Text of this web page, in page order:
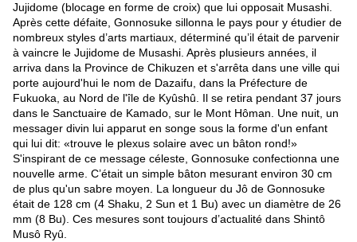
Jujidome (blocage en forme de croix) que lui opposait Musashi.
Après cette défaite, Gonnosuke sillonna le pays pour y étudier de
nombreux styles d’arts martiaux, déterminé qu’il était de parvenir
à vaincre le Jujidome de Musashi. Après plusieurs années, il
arriva dans la Province de Chikuzen et s'arrêta dans une ville qui
porte aujourd'hui le nom de Dazaifu, dans la Préfecture de
Fukuoka, au Nord de l'île de Kyûshû. Il se retira pendant 37 jours
dans le Sanctuaire de Kamado, sur le Mont Hôman. Une nuit, un
messager divin lui apparut en songe sous la forme d'un enfant
qui lui dit: «trouve le plexus solaire avec un bâton rond!»
S'inspirant de ce message céleste, Gonnosuke confectionna une
nouvelle arme. C’était un simple bâton mesurant environ 30 cm
de plus qu'un sabre moyen. La longueur du Jô de Gonnosuke
était de 128 cm (4 Shaku, 2 Sun et 1 Bu) avec un diamètre de 26
mm (8 Bu). Ces mesures sont toujours d’actualité dans Shintô
Musô Ryû.